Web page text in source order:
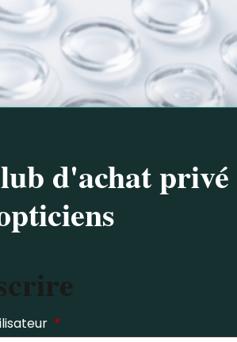
d'achat privé
*